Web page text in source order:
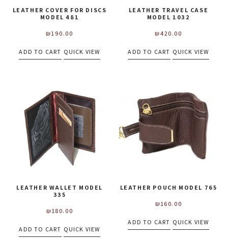
LEATHER COVER FOR DISCS
MODEL 481
₪190.00
ADD TO CART QUICK VIEW
LEATHER TRAVEL CASE
MODEL 1032
₪420.00
ADD TO CART QUICK VIEW
LEATHER WALLET MODEL
335
₪180.00
ADD TO CART QUICK VIEW
LEATHER POUCH MODEL 765
₪160.00
ADD TO CART QUICK VIEW